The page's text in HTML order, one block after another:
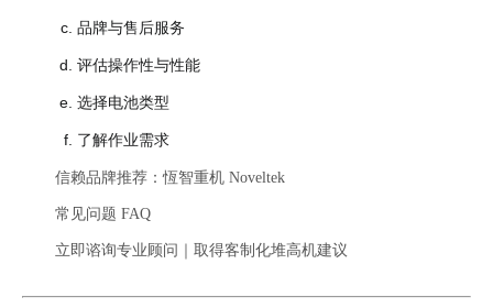
品牌与售后服务
评估操作性与性能
选择电池类型
了解作业需求
信赖品牌推荐：恆智重机 Noveltek
常见问题 FAQ
立即谘询专业顾问｜取得客制化堆高机建议